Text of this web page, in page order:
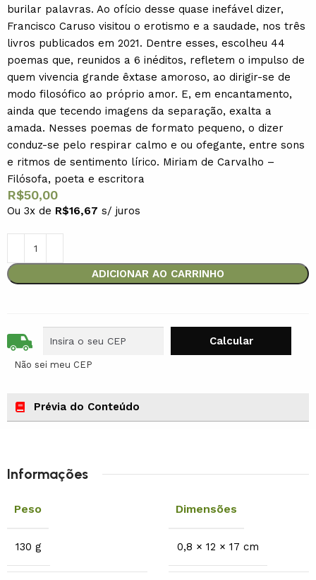
burilar palavras. Ao ofício desse quase inefável dizer,
Francisco Caruso visitou o erotismo e a saudade, nos três
livros publicados em 2021. Dentre esses, escolheu 44
poemas que, reunidos a 6 inéditos, refletem o impulso de
quem vivencia grande êxtase amoroso, ao dirigir-se de
modo filosófico ao próprio amor. E, em encantamento,
ainda que tecendo imagens da separação, exalta a
amada. Nesses poemas de formato pequeno, o dizer
conduz-se pelo respirar calmo e ou ofegante, entre sons
e ritmos de sentimento lírico. Miriam de Carvalho –
Filósofa, poeta e escritora
R$50,00
Ou 3x de R$16,67 s/ juros
ADICIONAR AO CARRINHO
Não sei meu CEP
Prévia do Conteúdo
Informações
Peso
130 g
Dimensões
0,8 × 12 × 17 cm